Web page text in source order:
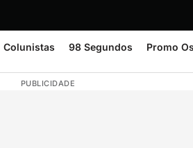
Colunistas 98 Segundos Promo
PUBLICIDADE